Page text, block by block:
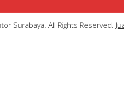
Surabaya. All Rights Reserved.